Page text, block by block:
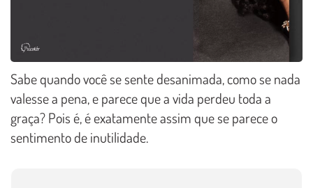
Sabe quando você se sente desanimada, como se nada
valesse a pena, e parece que a vida perdeu toda a
graça? Pois é, é exatamente assim que se parece o
sentimento de inutilidade.